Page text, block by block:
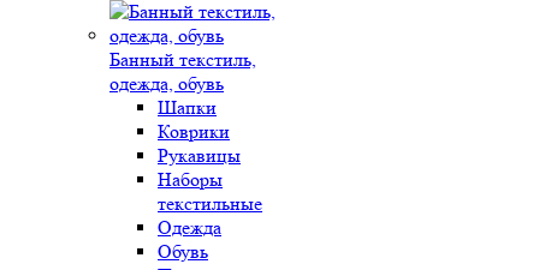
Банный текстиль,
одежда, обувь
Шапки
Коврики
Рукавицы
Наборы
текстильные
Одежда
Обувь